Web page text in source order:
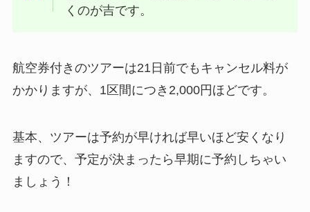
くのが吉です。
航空券付きのツアーは21日前でもキャンセル料が
かかりますが、1区間につき2,000円ほどです。
基本、ツアーは予約が早ければ早いほど安くなり
ますので、予定が決まったら早期に予約しちゃい
ましょう！